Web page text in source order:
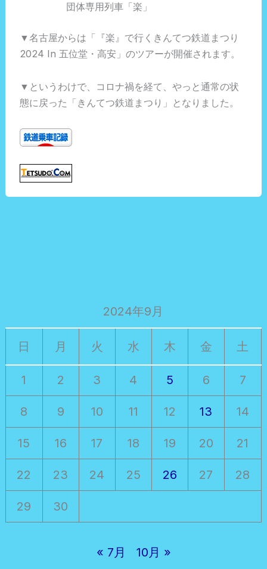
2024年9月
日 月 火 水 木 金 土
1 2 3 4 5 6 7
8 9 10 11 12 13 14
15 16 17 18 19 20 21
22 23 24 25 26 27 28
29 30
« 7月 10月 »
団体専用列車「楽」
▼名古屋からは「『楽』で行くきんてつ鉄道まつり
2024 In 五位堂・高安」のツアーが開催されます。
▼というわけで、コロナ禍を経て、やっと通常の状
態に戻った「きんてつ鉄道まつり」となりました。